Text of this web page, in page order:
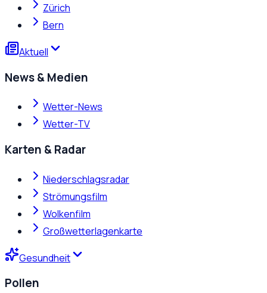
Zürich
Bern
Aktuell
News & Medien
Wetter-News
Wetter-TV
Karten & Radar
Niederschlagsradar
Strömungsfilm
Wolkenfilm
Großwetterlagenkarte
Gesundheit
Pollen